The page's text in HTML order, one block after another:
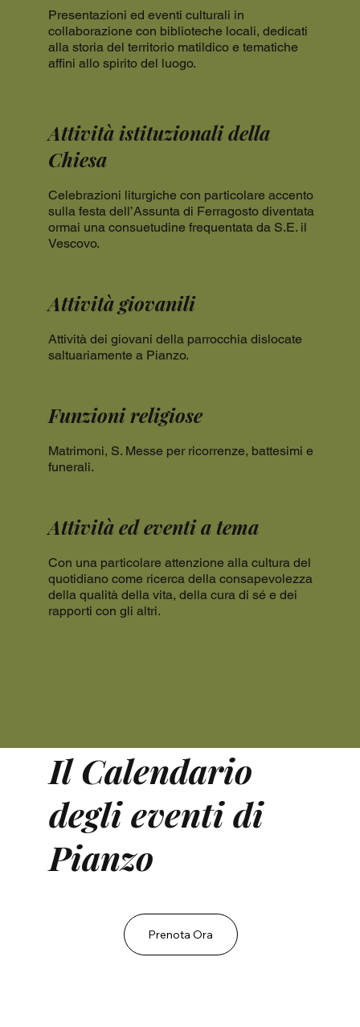
Il Calendario
degli eventi di
Pianzo
Prenota Ora
Presentazioni ed eventi culturali in
collaborazione con biblioteche locali, dedicati
alla storia del territorio matildico e tematiche
affini allo spirito del luogo.
Attività istituzionali della
Chiesa
Celebrazioni liturgiche con particolare accento
sulla festa dell’Assunta di Ferragosto diventata
ormai una consuetudine frequentata da S.E. il
Vescovo.
Attività giovanili
Attività dei giovani della parrocchia dislocate
saltuariamente a Pianzo.
Funzioni religiose
Matrimoni, S. Messe per ricorrenze, battesimi e
funerali.
Attività ed eventi a tema
Con una particolare attenzione alla cultura del
quotidiano come ricerca della consapevolezza
della qualità della vita, della cura di sé e dei
rapporti con gli altri.